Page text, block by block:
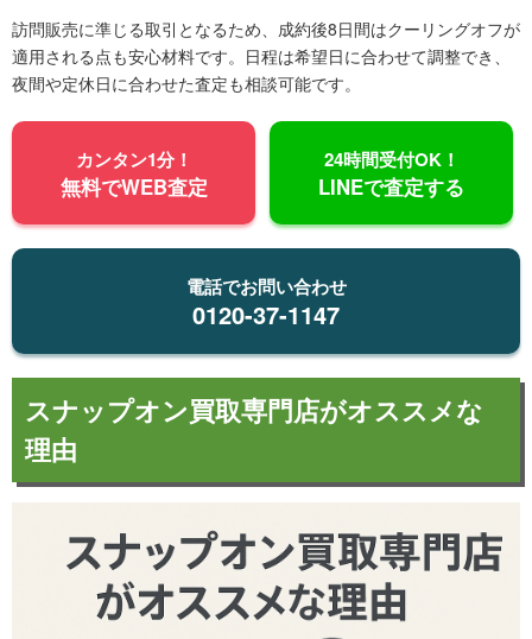
訪問販売に準じる取引となるため、成約後8日間はクーリングオフが
適用される点も安心材料です。日程は希望日に合わせて調整でき、
夜間や定休日に合わせた査定も相談可能です。
カンタン1分！
無料でWEB査定
24時間受付OK！
LINEで査定する
電話でお問い合わせ
0120-37-1147
スナップオン買取専門店がオススメな
理由